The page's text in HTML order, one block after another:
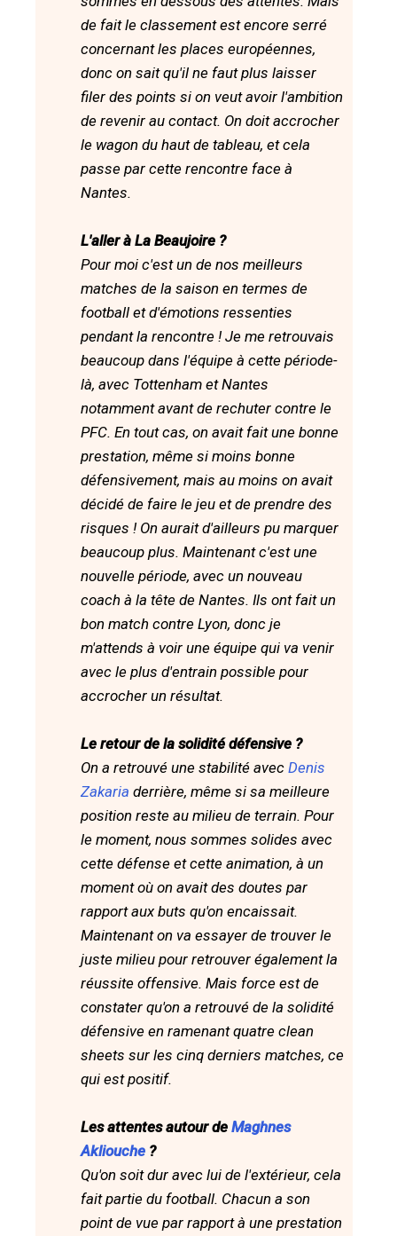
de fait le classement est encore serré
concernant les places européennes,
donc on sait qu'il ne faut plus laisser
filer des points si on veut avoir l'ambition
de revenir au contact. On doit accrocher
le wagon du haut de tableau, et cela
passe par cette rencontre face à
Nantes.
L'aller à La Beaujoire ?
Pour moi c'est un de nos meilleurs
matches de la saison en termes de
football et d'émotions ressenties
pendant la rencontre ! Je me retrouvais
beaucoup dans l'équipe à cette période-
là, avec Tottenham et Nantes
notamment avant de rechuter contre le
PFC. En tout cas, on avait fait une bonne
prestation, même si moins bonne
défensivement, mais au moins on avait
décidé de faire le jeu et de prendre des
risques ! On aurait d'ailleurs pu marquer
beaucoup plus. Maintenant c'est une
nouvelle période, avec un nouveau
coach à la tête de Nantes. Ils ont fait un
bon match contre Lyon, donc je
m'attends à voir une équipe qui va venir
avec le plus d'entrain possible pour
accrocher un résultat.
Le retour de la solidité défensive ?
On a retrouvé une stabilité avec Denis
Zakaria derrière, même si sa meilleure
position reste au milieu de terrain. Pour
le moment, nous sommes solides avec
cette défense et cette animation, à un
moment où on avait des doutes par
rapport aux buts qu'on encaissait.
Maintenant on va essayer de trouver le
juste milieu pour retrouver également la
réussite offensive. Mais force est de
constater qu'on a retrouvé de la solidité
défensive en ramenant quatre clean
sheets sur les cinq derniers matches, ce
qui est positif.
Les attentes autour de Maghnes
Akliouche ?
Qu'on soit dur avec lui de l'extérieur, cela
fait partie du football. Chacun a son
point de vue par rapport à une prestation